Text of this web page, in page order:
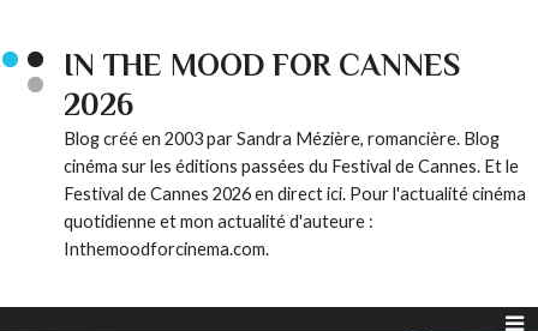
IN THE MOOD FOR CANNES
2026
Blog créé en 2003 par Sandra Mézière, romancière. Blog
cinéma sur les éditions passées du Festival de Cannes. Et le
Festival de Cannes 2026 en direct ici. Pour l'actualité cinéma
quotidienne et mon actualité d'auteure :
Inthemoodforcinema.com.